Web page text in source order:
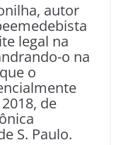
autor
legal na
o na
o
de
S. Paulo.